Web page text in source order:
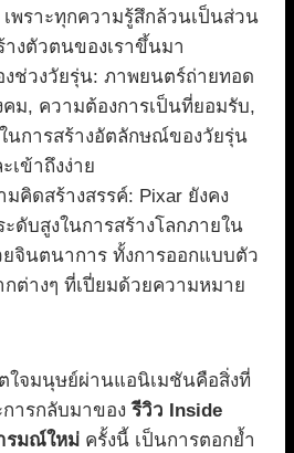
พราะทุกความรู้สึกล้วนเป็นส่วน
งตัวตนของเราขึ้นมา
ช่วงวัยรุ่น: ภาพยนตร์ถ่ายทอด
ม, ความต้องการเป็นที่ยอมรับ,
นการสร้างอัตลักษณ์ของวัยรุ่น
เข้าถึงง่าย
คิดสร้างสรรค์: Pixar ยังคง
ดับสูงในการสร้างโลกภายใน
จินตนาการ ทั้งการออกแบบตัว
ต่างๆ ที่เปี่ยมด้วยความหมาย
ใจมนุษย์ผ่านแอนิเมชันคือสิ่งที่
การกลับมาของรีวิว Inside
รมณ์ใหม่ ครั้งนี้ เป็นการตอกย้ำ